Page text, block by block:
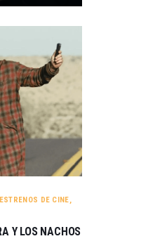
ESTRENOS DE CINE,
Y LOS NACHOS